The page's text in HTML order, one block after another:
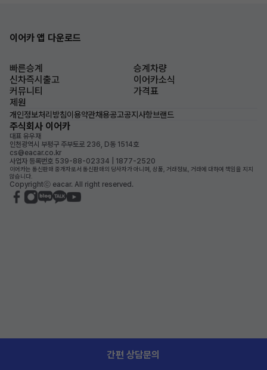
이어카 앱 다운로드
빠른승계
승계차량
신차즉시출고
이어카소식
커뮤니티
가격표
제원
개인정보처리방침이용약관채용공고공지사항브랜드
주식회사 이어카
대표 유우재
인천광역시 부평구 주부토로 236, D동 1514호
cs@eacar.co.kr
사업자 등록번호 539-88-02334 | 1877-2520
이어카는 통신판매 중개자로서 통신판매의 당사자가 아니며, 상품, 거래정보, 거래에 대하여 책임을 지지
않습니다.
Copyrightⓒ eacar. All right reserved.
간편 상담문의